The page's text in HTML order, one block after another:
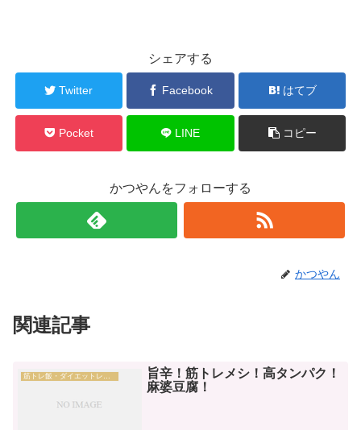
シェアする
Twitter Facebook はてブ
Pocket LINE コピー
かつやんをフォローする
かつやん
関連記事
旨辛！筋トレメシ！高タンパク！
麻婆豆腐！